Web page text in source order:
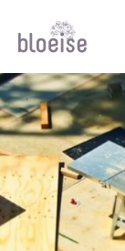
Online
Branches
Marketing
Alle topics